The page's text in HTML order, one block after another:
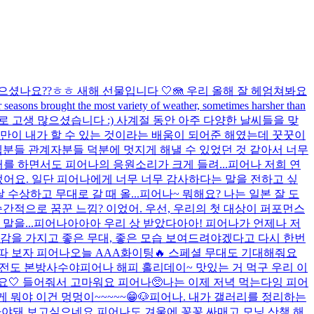
셨나요??ㅎㅎ 새해 선물입니다 🤍🪼 우리 올해 잘 헤엄쳐봐요
brought the most variety of weather, sometimes harsher than
고생 많으셨습니다 :) 사계절 동안 아주 다양한 날씨들을 맞
내가 할 수 있는 것이라는 배움이 되어준 해였는데 꿋꿋이
들 관계자분들 덕분에 멋지게 해낼 수 있었던 것 같아서 너무
하면서도 피어나의 응원소리가 크게 들려...피어나 저희 연
요. 일단 피어나에게 너무 너무 감사하다는 말을 전하고 싶
수상하고 무대로 갈 때 올...피어나~ 뭐해요? 나는 일본 잘 도
적으로 꿈꾼 느낌? 이었어. 우선, 우리의 첫 대상이 퍼포먼스
을...피어나아아아 우리 상 받았다아아! 피어나가 언제나 저
을 가지고 좋은 무대, 좋은 모습 보여드려야겠다고 다시 한번
보자 피어나오늘 AAA화이팅🔥 스페셜 무대도 기대해줘요
도 본방사수야피어나 해피 홀리데이~ 맛있는 거 먹구 우리 이
🤍​ 들어줘서 고마워요 피어나🥺​나는 이제 저녁 먹는다잉 피어
뭐야 이건 멍멍이~~~~~😁🐶피어나. 내가 갤러리를 정리하는
돼 보고싶으네요. 피어나도 겨울에 꽁꽁 싸매고 모닝 산책 해